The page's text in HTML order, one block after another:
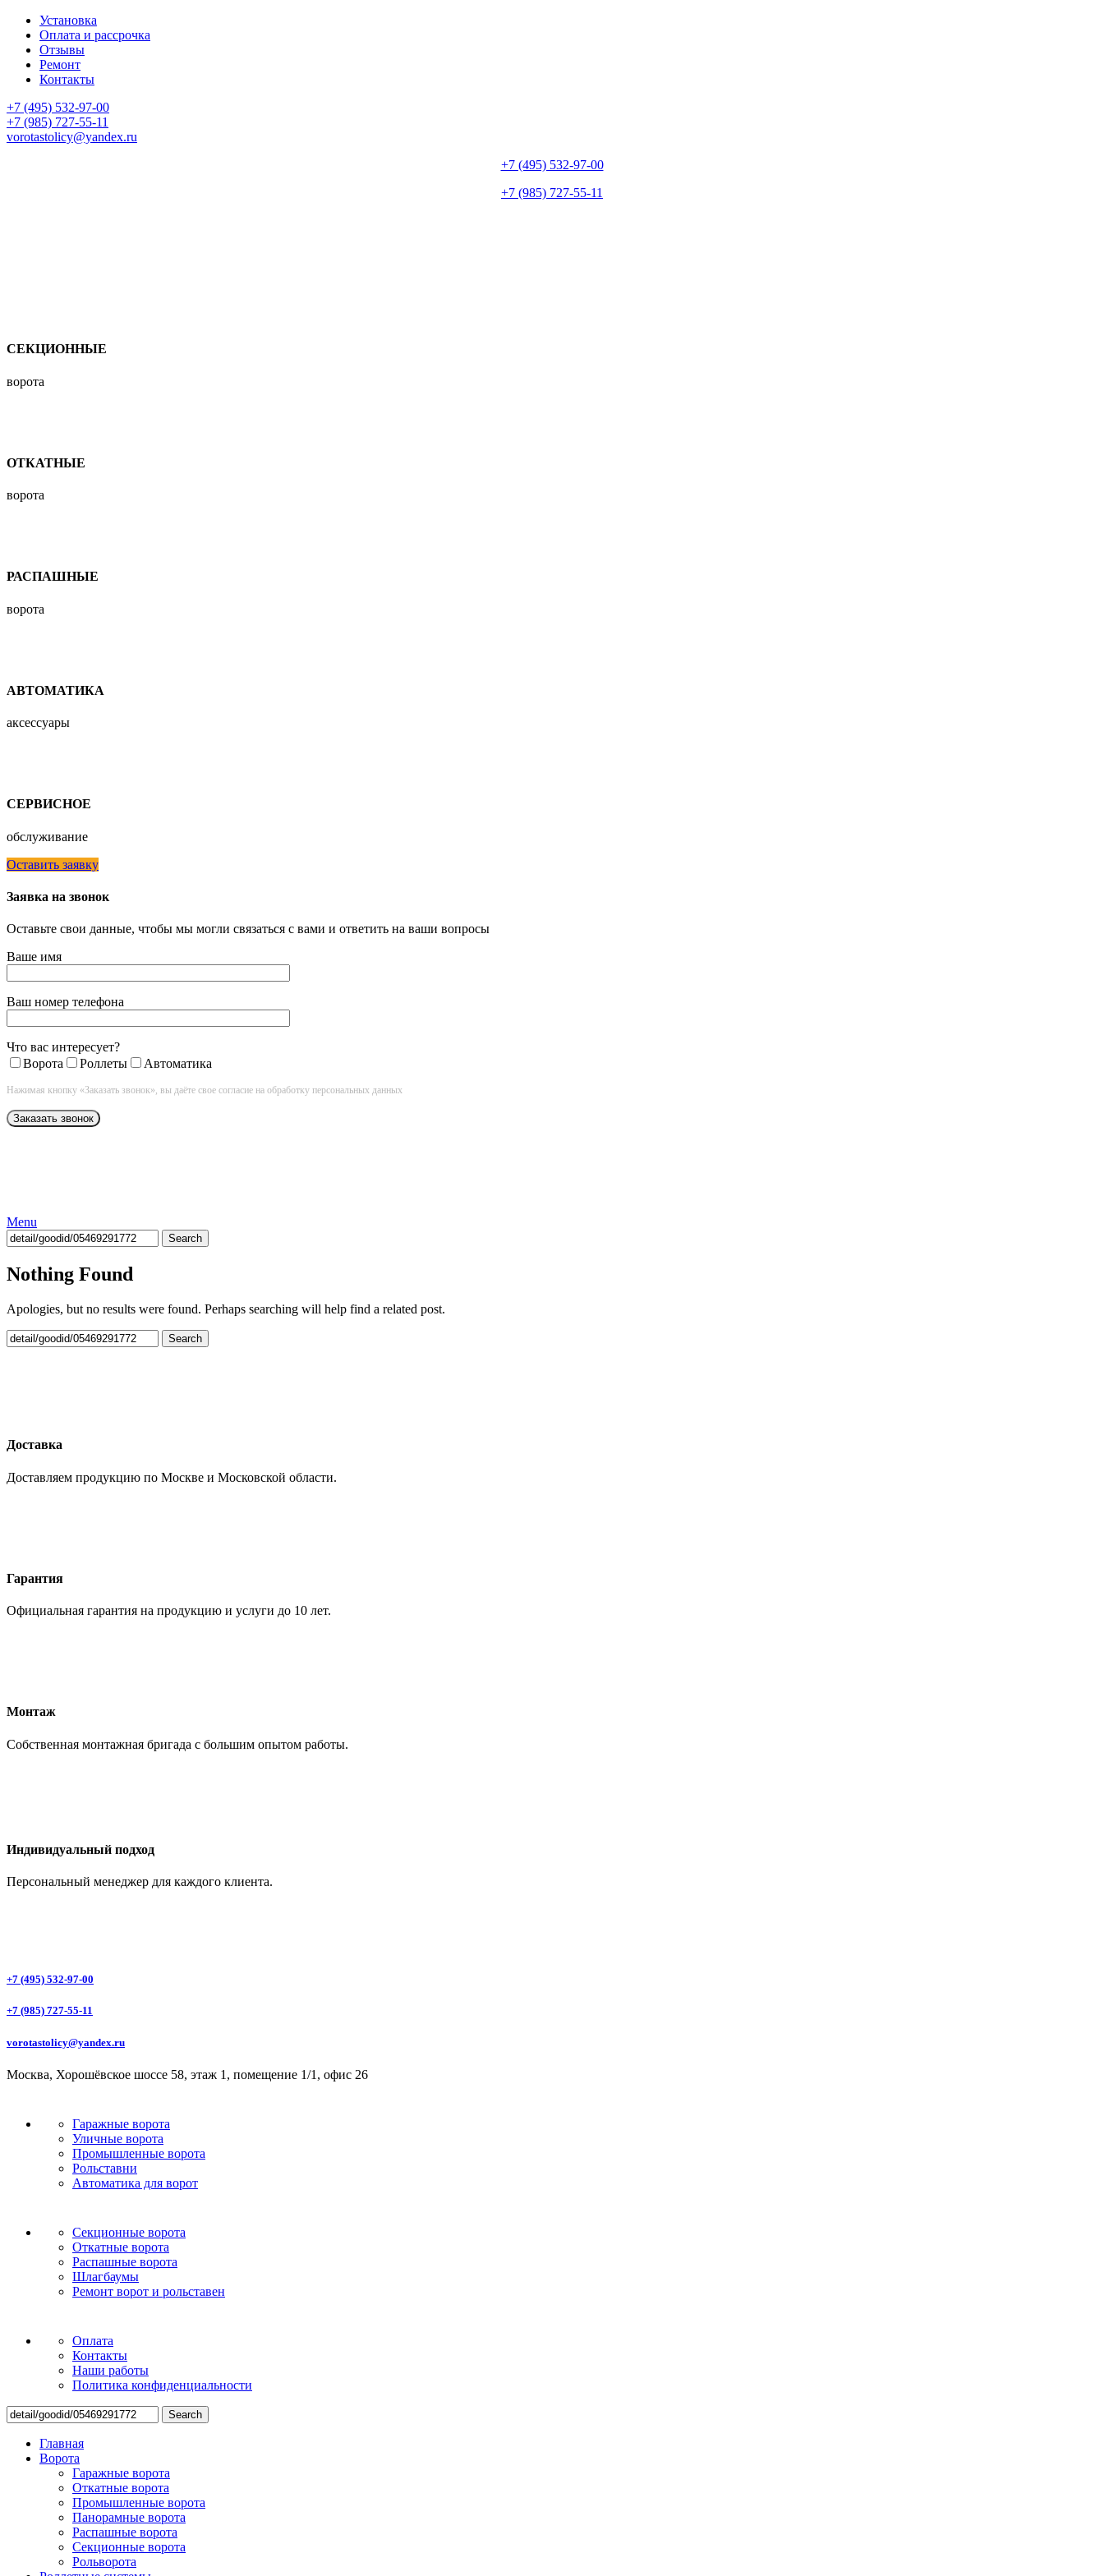
Установка
Оплата и рассрочка
Отзывы
Ремонт
Контакты
+7 (495) 532-97-00
+7 (985) 727-55-11
vorotastolicy@yandex.ru
+7 (495) 532-97-00
+7 (985) 727-55-11
СЕКЦИОННЫЕ
ворота
ОТКАТНЫЕ
ворота
РАСПАШНЫЕ
ворота
АВТОМАТИКА
аксессуары
СЕРВИСНОЕ
обслуживание
Оставить заявку
Заявка на звонок
Оставьте свои данные, чтобы мы могли связаться с вами и ответить на ваши вопросы
Ваше имя
Ваш номер телефона
Что вас интересует?
Ворота
Роллеты Автоматика
Нажимая кнопку «Заказать звонок», вы даёте свое согласие на обработку персональных данных
Menu
Search
Nothing Found
Apologies, but no results were found. Perhaps searching will help find a related post.
Search
Доставка
Доставляем продукцию по Москве и Московской области.
Гарантия
Официальная гарантия на продукцию и услуги до 10 лет.
Монтаж
Собственная монтажная бригада с большим опытом работы.
Индивидуальный подход
Персональный менеджер для каждого клиента.
+7 (495) 532-97-00
+7 (985) 727-55-11
vorotastolicy@yandex.ru
Москва, Хорошёвское шоссе 58, этаж 1, помещение 1/1, офис 26
Гаражные ворота
Уличные ворота
Промышленные ворота
Рольставни
Автоматика для ворот
Секционные ворота
Откатные ворота
Распашные ворота
Шлагбаумы
Ремонт ворот и рольставен
Оплата
Контакты
Наши работы
Политика конфиденциальности
Search
Главная
Ворота
Гаражные ворота
Откатные ворота
Промышленные ворота
Панорамные ворота
Распашные ворота
Секционные ворота
Рольворота